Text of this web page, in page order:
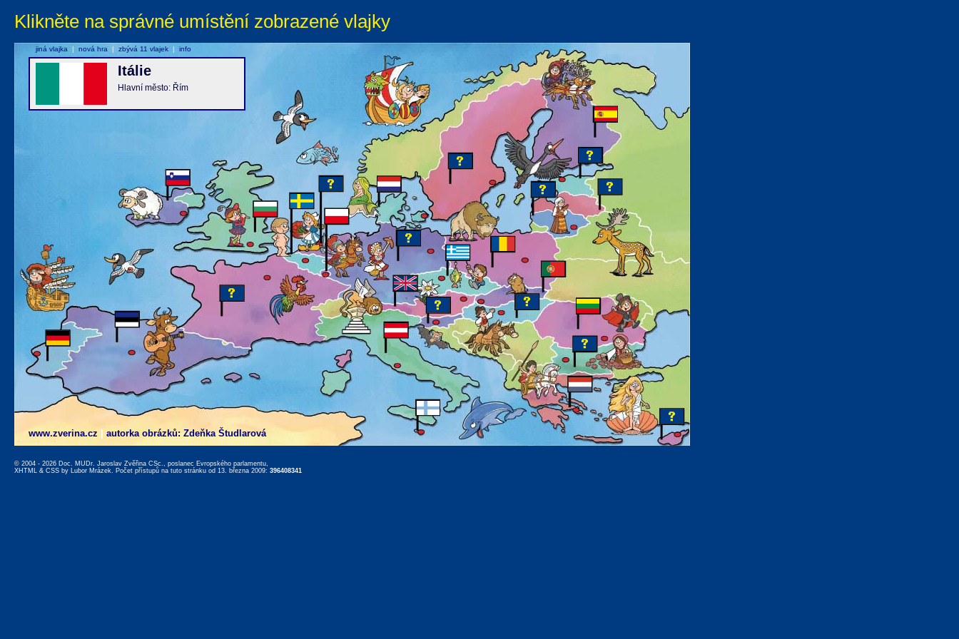
Klikněte na správné umístění zobrazené vlajky
www.zverina.cz autorka obrázků: Zdeňka Študlarová
Itálie
Hlavní město: Řím
jiná vlajka | nová hra | zbývá 11 vlajek | info
© 2004 - 2026 Doc. MUDr. Jaroslav Zvěřina CSc., poslanec Evropského parlamentu,
XHTML & CSS by Lubor Mrázek. Počet přístupů na tuto stránku od 13. března 2009: 396408341